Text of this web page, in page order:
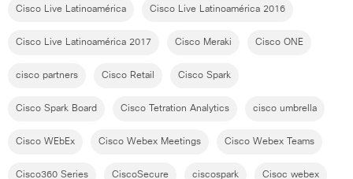
Cisco Live Latinoamérica Cisco Live Latinoamérica 2016
Cisco Live Latinoamérica 2017 Cisco Meraki Cisco ONE
cisco partners Cisco Retail Cisco Spark
Cisco Spark Board Cisco Tetration Analytics cisco umbrella
Cisco WEbEx Cisco Webex Meetings Cisco Webex Teams
Cisco360 Series CiscoSecure ciscospark Cisoc webex